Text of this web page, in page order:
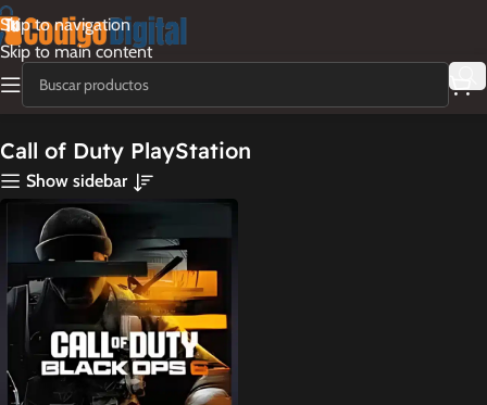
Skip to navigation
Skip to main content
Call of Duty PlayStation
Show sidebar